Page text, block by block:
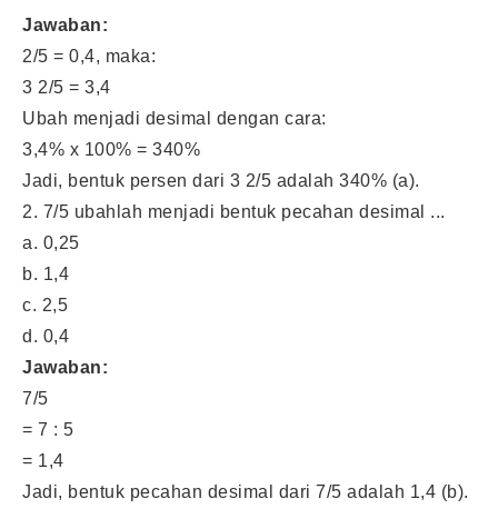
Jawaban:
2/5 = 0,4, maka:
3 2/5 ​= 3,4
Ubah menjadi desimal dengan cara:
3,4% x 100% = 340%
Jadi, bentuk persen dari 3 2/5 adalah 340% (a).
2. 7/5 ubahlah menjadi bentuk pecahan desimal ...
a. 0,25
b. 1,4
c. 2,5
d. 0,4
Jawaban:
7/5
= 7 : 5
= 1,4
Jadi, bentuk pecahan desimal dari 7/5 adalah 1,4 (b).